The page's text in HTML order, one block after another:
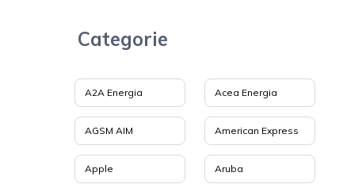
Categorie
A2A Energia Acea Energia
AGSM AIM American Express
Apple Aruba